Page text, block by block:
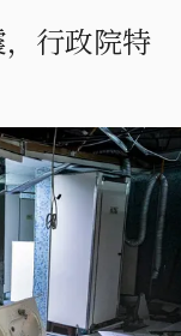
行政院特